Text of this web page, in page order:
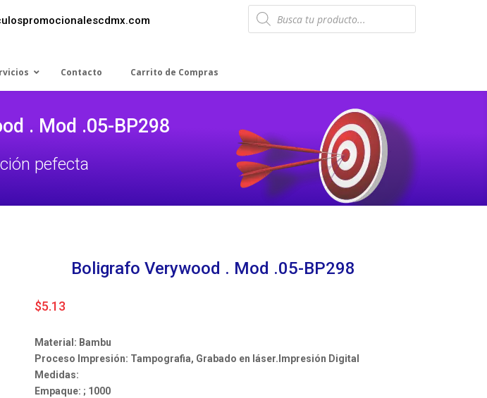
Products
search
Contacto Carrito de Compras
. Mod .05-BP298
pefecta
Boligrafo Verywood . Mod .05-BP298
$5.13
Material: Bambu
Proceso Impresión: Tampografia, Grabado en láser.Impresión Digital
Medidas:
Empaque: ; 1000